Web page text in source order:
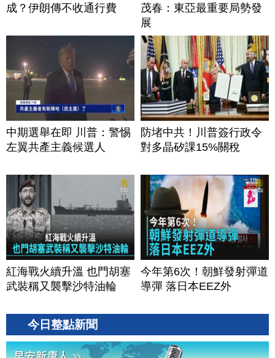
成？伊朗傳不收通行費
茂春：東亞最重要局勢發
展
中期選舉在即 川普：警惕
左翼共產主義候選人
防堵中共！川普簽行政令
對多晶矽課15%關稅
紅海戰火續升溫 也門胡塞
武裝稱又襲擊沙特油輪
今年第6次！朝鮮發射彈道
導彈 落日本EEZ外
今日整點新聞